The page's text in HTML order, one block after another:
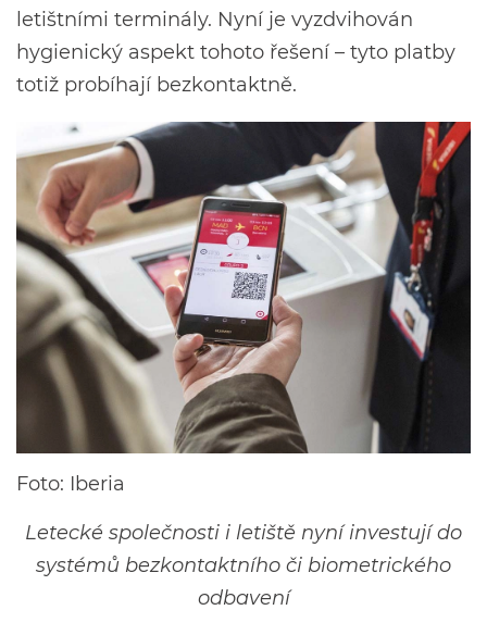
letištními terminály. Nyní je vyzdvihován
hygienický aspekt tohoto řešení – tyto platby
totiž probíhají bezkontaktně.
Foto: Iberia
Letecké společnosti i letiště nyní investují do
systémů bezkontaktního či biometrického
odbavení